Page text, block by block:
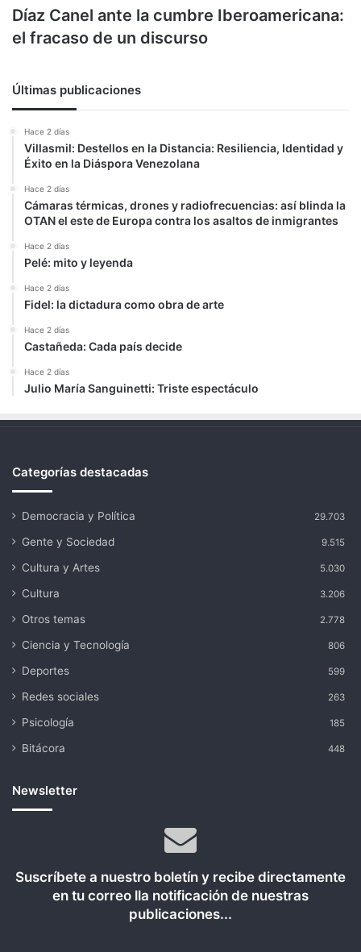
Díaz Canel ante la cumbre Iberoamericana:
el fracaso de un discurso
Últimas publicaciones
Hace 2 días
Villasmil: Destellos en la Distancia: Resiliencia, Identidad y
Éxito en la Diáspora Venezolana
Hace 2 días
Cámaras térmicas, drones y radiofrecuencias: así blinda la
OTAN el este de Europa contra los asaltos de inmigrantes
Hace 2 días
Pelé: mito y leyenda
Hace 2 días
Fidel: la dictadura como obra de arte
Hace 2 días
Castañeda: Cada país decide
Hace 2 días
Julio María Sanguinetti: Triste espectáculo
Categorías destacadas
Democracia y Política 29.703
Gente y Sociedad 9.515
Cultura y Artes 5.030
Cultura 3.206
Otros temas 2.778
Ciencia y Tecnología 806
Deportes 599
Redes sociales 263
Psicología 185
Bitácora 448
Newsletter
Suscríbete a nuestro boletín y recibe directamente
en tu correo lla notificación de nuestras
publicaciones...